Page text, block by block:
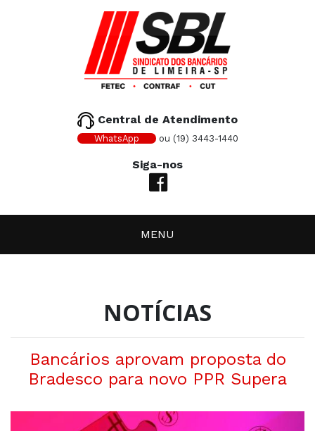
Central de Atendimento
WhatsApp ou (19) 3443-1440
Siga-nos
MENU
NOTÍCIAS
Bancários aprovam proposta do
Bradesco para novo PPR Supera